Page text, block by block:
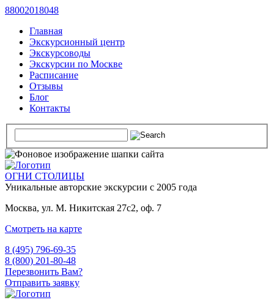
88002018048
Главная
Экскурсионный центр
Экскурсоводы
Экскурсии по Москве
Расписание
Отзывы
Блог
Контакты
ОГНИ СТОЛИЦЫ
Уникальные авторские экскурсии с 2005 года
Москва, ул. М. Никитская 27с2, оф. 7
Смотреть на карте
8 (495) 796-69-35
8 (800) 201-80-48
Перезвонить Вам?
Отправить заявку